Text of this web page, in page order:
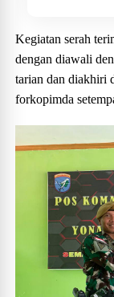
Kegiatan serah
dengan diawali
tarian dan diakhiri
forkopimda